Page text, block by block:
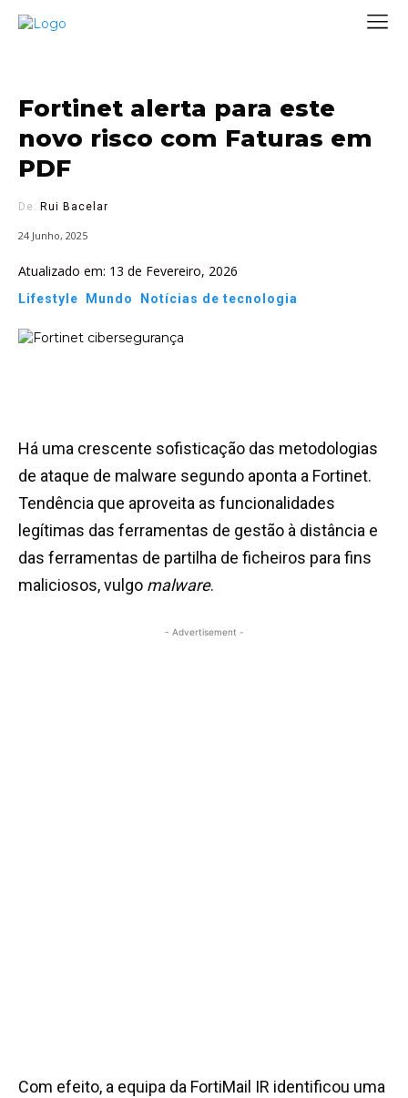
Fortinet alerta para este
novo risco com Faturas em
PDF
De: Rui Bacelar
24 Junho, 2025
Atualizado em: 13 de Fevereiro, 2026
Lifestyle Mundo Notícias de tecnologia
Há uma crescente sofisticação das metodologias
de ataque de malware segundo aponta a Fortinet.
Tendência que aproveita as funcionalidades
legítimas das ferramentas de gestão à distância e
das ferramentas de partilha de ficheiros para fins
maliciosos, vulgo malware.
- Advertisement -
Com efeito, a equipa da FortiMail IR identificou uma